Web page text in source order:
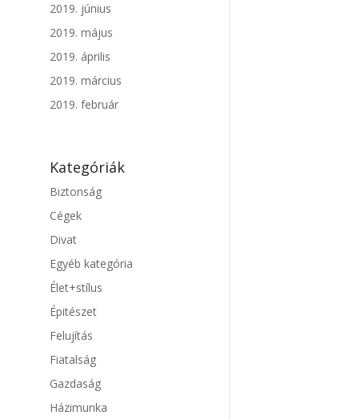
2019. június
2019. május
2019. április
2019. március
2019. február
Kategóriák
Biztonság
Cégek
Divat
Egyéb kategória
Élet+stílus
Épitészet
Felujítás
Fiatalság
Gazdaság
Házimunka